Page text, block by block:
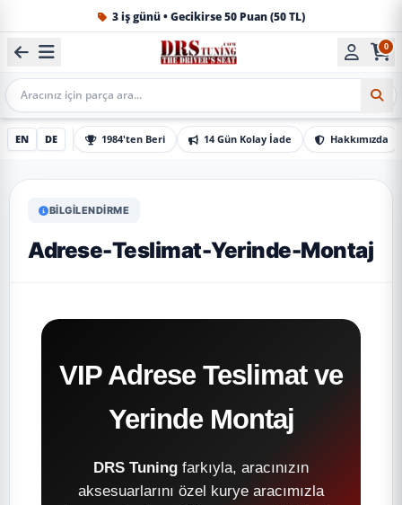
1984'ten beri Türkiye’nin en büyük oto aksesuar ve tuning
0
Mobil Arama
EN DE 1984'ten Beri 14 Gün Kolay İade Hakkımızda
BILGILENDIRME
Adrese-Teslimat-Yerinde-Montaj
VIP Adrese Teslimat ve
Yerinde Montaj
DRS Tuning farkıyla, aracınızın
aksesuarlarını özel kurye aracımızla